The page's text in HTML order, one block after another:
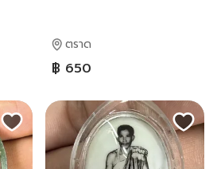
ตราด
฿ 650